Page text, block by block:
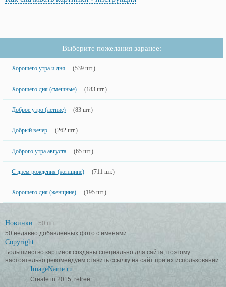
Выберите пожелания заранее:
Хорошего утра и дня (539 шт.)
Хорошего дня (смешные) (183 шт.)
Доброе утро (летние) (83 шт.)
Добрый вечер (262 шт.)
Доброго утра августа (65 шт.)
С днем рождения (женщине) (711 шт.)
Хорошего дня (женщине) (195 шт.)
Новинки
50 шт.
50 недавно добавленных фото с именами.
Copyright
Большинство картинок созданы специально для сайта, поэтому
настоятельно рекомендуем ставить ссылку на сайт при их использовании.
ImageName.ru
Create in 2015, retree